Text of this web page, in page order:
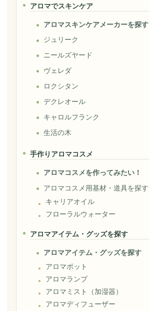
アロマでスキンケア
アロマスキンケアメーカーを探す
ジュリーク
ニールズヤード
ヴェレダ
ロクシタン
デクレオール
キャロルフランク
生活の木
手作りアロマコスメ
アロマコスメを作ってみたい！
アロマコスメ用基材・道具を探す
キャリアオイル
フローラルウォーター
アロマアイテム・グッズを探す
アロマアイテム・グッズを探す
アロマポット
アロマランプ
アロマミスト（加湿器）
アロマディフューザー